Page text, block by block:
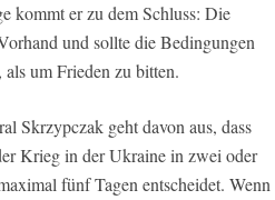
kommt er zu dem Schluss: Die
und sollte die Bedingungen
um Frieden zu bitten.
Skrzypczak geht davon aus, dass
Krieg in der Ukraine in zwei oder
fünf Tagen entscheidet. Wenn